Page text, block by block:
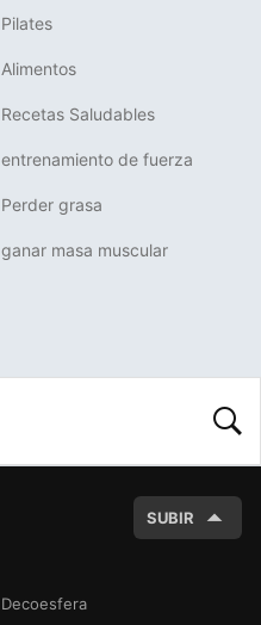
Pilates
Alimentos
Recetas Saludables
entrenamiento de fuerza
Perder grasa
ganar masa muscular
SUBIR
Decoesfera